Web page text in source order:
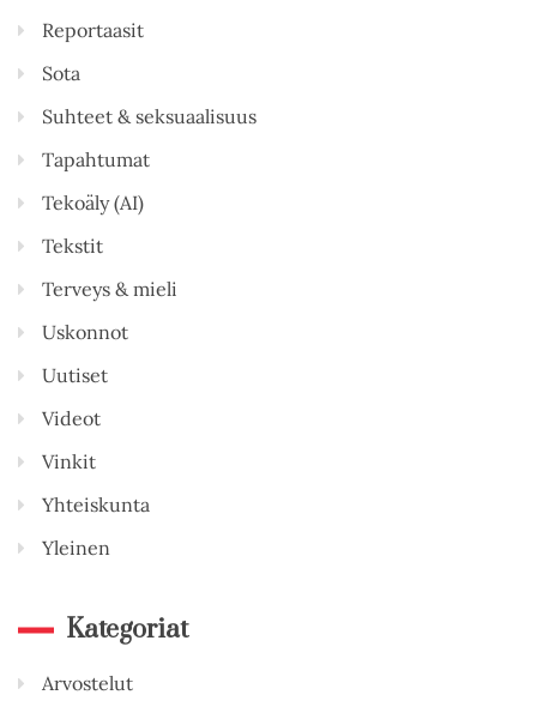
Reportaasit
Sota
Suhteet & seksuaalisuus
Tapahtumat
Tekoäly (AI)
Tekstit
Terveys & mieli
Uskonnot
Uutiset
Videot
Vinkit
Yhteiskunta
Yleinen
Kategoriat
Arvostelut